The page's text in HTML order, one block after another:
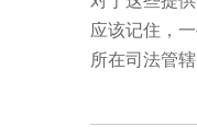
应该记住，
所在司法管